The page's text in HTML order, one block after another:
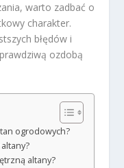
warto zadbać o
charakter.
błędów i
ozdobą
ogrodowych?
altany?